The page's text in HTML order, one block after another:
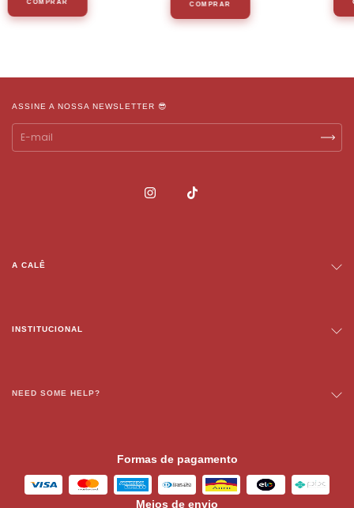
COMPRAR COMPRAR
ASSINE A NOSSA NEWSLETTER 😎
A CALÊ
INSTITUCIONAL
NEED SOME HELP?